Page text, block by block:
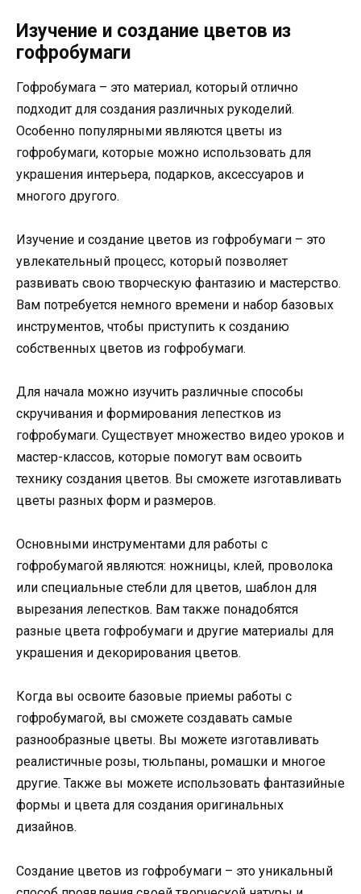
Изучение и создание цветов из
гофробумаги
Гофробумага – это материал, который отлично
подходит для создания различных рукоделий.
Особенно популярными являются цветы из
гофробумаги, которые можно использовать для
украшения интерьера, подарков, аксессуаров и
многого другого.
Изучение и создание цветов из гофробумаги – это
увлекательный процесс, который позволяет
развивать свою творческую фантазию и мастерство.
Вам потребуется немного времени и набор базовых
инструментов, чтобы приступить к созданию
собственных цветов из гофробумаги.
Для начала можно изучить различные способы
скручивания и формирования лепестков из
гофробумаги. Существует множество видео уроков и
мастер-классов, которые помогут вам освоить
технику создания цветов. Вы сможете изготавливать
цветы разных форм и размеров.
Основными инструментами для работы с
гофробумагой являются: ножницы, клей, проволока
или специальные стебли для цветов, шаблон для
вырезания лепестков. Вам также понадобятся
разные цвета гофробумаги и другие материалы для
украшения и декорирования цветов.
Когда вы освоите базовые приемы работы с
гофробумагой, вы сможете создавать самые
разнообразные цветы. Вы можете изготавливать
реалистичные розы, тюльпаны, ромашки и многое
другие. Также вы можете использовать фантазийные
формы и цвета для создания оригинальных
дизайнов.
Создание цветов из гофробумаги – это уникальный